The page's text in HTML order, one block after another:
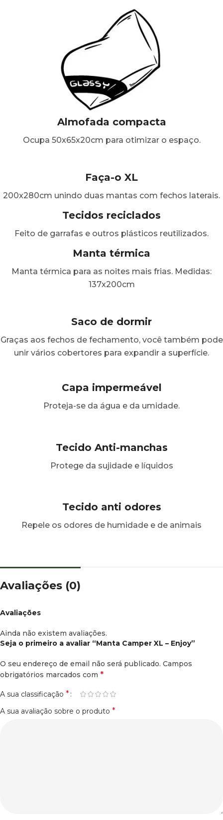
Almofada compacta
Ocupa 50x65x20cm para otimizar o espaço.
Faça-o XL
200x280cm unindo duas mantas com fechos laterais.
Tecidos reciclados
Feito de garrafas e outros plásticos reutilizados.
Manta térmica
Manta térmica para as noites mais frias. Medidas:
137x200cm
Saco de dormir
Graças aos fechos de fechamento, você também pode
unir vários cobertores para expandir a superfície.
Capa impermeável
Proteja-se da água e da umidade.
Tecido Anti-manchas
Protege da sujidade e líquidos
Tecido anti odores
Repele os odores de humidade e de animais
Avaliações (0)
Avaliações
Ainda não existem avaliações.
Seja o primeiro a avaliar “Manta Camper XL – Enjoy”
O seu endereço de email não será publicado. Campos
obrigatórios marcados com *
A sua classificação *
A sua avaliação sobre o produto *